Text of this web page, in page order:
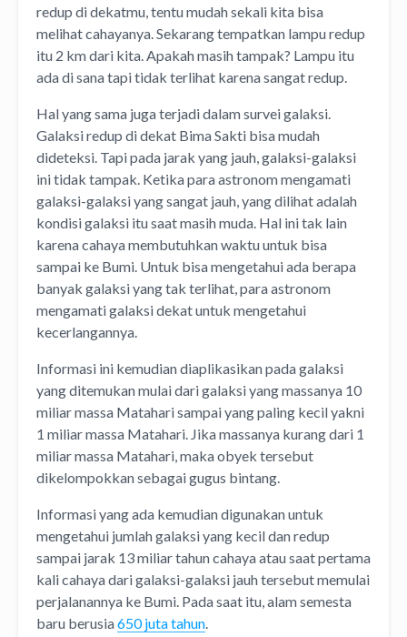
redup di dekatmu, tentu mudah sekali kita bisa
melihat cahayanya. Sekarang tempatkan lampu redup
itu 2 km dari kita. Apakah masih tampak? Lampu itu
ada di sana tapi tidak terlihat karena sangat redup.
Hal yang sama juga terjadi dalam survei galaksi.
Galaksi redup di dekat Bima Sakti bisa mudah
dideteksi. Tapi pada jarak yang jauh, galaksi-galaksi
ini tidak tampak. Ketika para astronom mengamati
galaksi-galaksi yang sangat jauh, yang dilihat adalah
kondisi galaksi itu saat masih muda. Hal ini tak lain
karena cahaya membutuhkan waktu untuk bisa
sampai ke Bumi. Untuk bisa mengetahui ada berapa
banyak galaksi yang tak terlihat, para astronom
mengamati galaksi dekat untuk mengetahui
kecerlangannya.
Informasi ini kemudian diaplikasikan pada galaksi
yang ditemukan mulai dari galaksi yang massanya 10
miliar massa Matahari sampai yang paling kecil yakni
1 miliar massa Matahari. Jika massanya kurang dari 1
miliar massa Matahari, maka obyek tersebut
dikelompokkan sebagai gugus bintang.
Informasi yang ada kemudian digunakan untuk
mengetahui jumlah galaksi yang kecil dan redup
sampai jarak 13 miliar tahun cahaya atau saat pertama
kali cahaya dari galaksi-galaksi jauh tersebut memulai
perjalanannya ke Bumi. Pada saat itu, alam semesta
baru berusia650 juta tahun.